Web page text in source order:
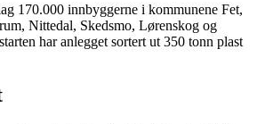
170.000 innbyggerne i kommunene Fet,
Nittedal, Skedsmo, Lørenskog og
har anlegget sortert ut 350 tonn plast